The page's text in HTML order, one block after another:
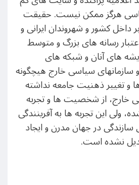
هرگز ممکن نیست. حقیقت
داخل کشور و شهروندان ایرانی و
رسانه های بزرگ و متوسط
های آنان و شبکه های
سیاسی خارج هیچگونه
و تغییر ذهنیت جامعه نداشته
خارج، از شخصیت ها و تجربه
ولی این تجربه ها به آفرینندگی
در جهان مدرن و ایجاد
نشده است.